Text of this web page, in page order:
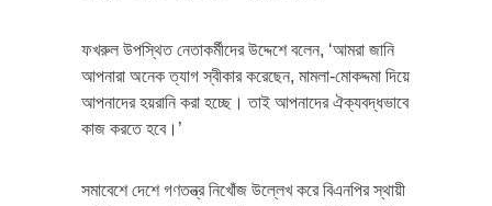
ফখরুল উপস্থিত নেতাকর্মীদের উদ্দেশে বলেন, ‘আমরা জানি
আপনারা অনেক ত্যাগ স্বীকার করেছেন, মামলা-মোকদ্দমা দিয়ে
আপনাদের হয়রানি করা হচ্ছে। তাই আপনাদের ঐক্যবদ্ধভাবে
কাজ করতে হবে।’
সমাবেশে দেশে গণতন্ত্র নিখোঁজ উল্লেখ করে বিএনপির স্থায়ী